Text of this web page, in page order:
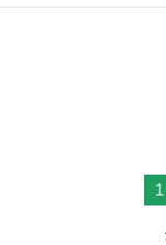
や「出前館」のように
1